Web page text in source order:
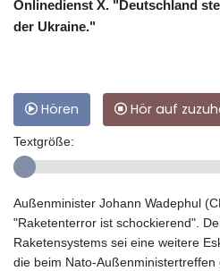
Onlinedienst X. "Deutschland
der Ukraine."
Hören Hör auf
Textgröße:
Außenminister Johann Wadephul
"Raketenterror ist schockierend".
Raketensystems sei eine weitere
die beim Nato-Außenministertreffen